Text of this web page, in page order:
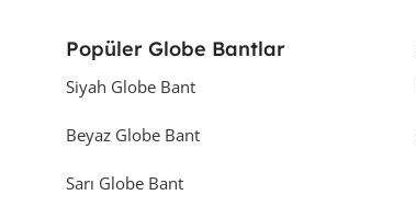
Popüler Globe Bantlar
Siyah Globe Bant
Beyaz Globe Bant
Sarı Globe Bant